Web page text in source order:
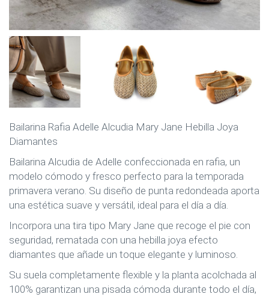
Bailarina Rafia Adelle Alcudia Mary Jane Hebilla Joya
Diamantes
Bailarina Alcudia de Adelle confeccionada en rafia, un
modelo cómodo y fresco perfecto para la temporada
primavera verano. Su diseño de punta redondeada aporta
una estética suave y versátil, ideal para el día a día.
Incorpora una tira tipo Mary Jane que recoge el pie con
seguridad, rematada con una hebilla joya efecto
diamantes que añade un toque elegante y luminoso.
Su suela completamente flexible y la planta acolchada al
100% garantizan una pisada cómoda durante todo el día,